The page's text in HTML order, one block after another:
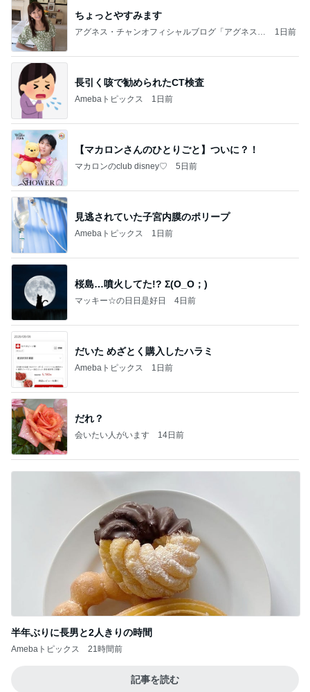
ちょっとやすみます
アグネス・チャンオフィシャルブログ「アグネスち
1日前
長引く咳で勧められたCT検査
Amebaトピックス 1日前
【マカロンさんのひとりごと】ついに？！
マカロンのclub disney♡ 5日前
見逃されていた子宮内膜のポリープ
Amebaトピックス 1日前
桜島…噴火してた!? Σ(O_O；)
マッキー☆の日日是好日 4日前
だいた めざとく購入したハラミ
Amebaトピックス 1日前
だれ？
会いたい人がいます 14日前
半年ぶりに長男と2人きりの時間
Amebaトピックス 21時間前
記事を読む